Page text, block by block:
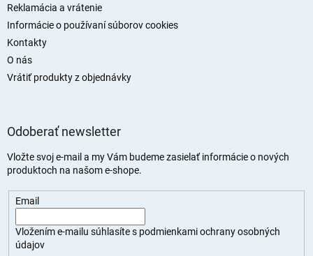
Reklamácia a vrátenie
Informácie o používaní súborov cookies
Kontakty
O nás
Vrátiť produkty z objednávky
Odoberať newsletter
Vložte svoj e-mail a my Vám budeme zasielať informácie o nových
produktoch na našom e-shope.
Email
Vložením e-mailu súhlasíte s podmienkami ochrany osobných
údajov